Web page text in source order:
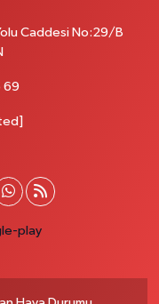
Caddesi No:29/B
69